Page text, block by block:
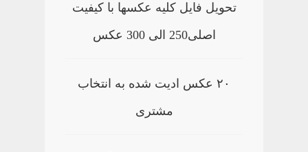
تحویل فایل کلیه عکسها با کیفیت
اصلی250 الی 300 عکس
۲۰ عکس ادیت شده به انتخاب
مشتری